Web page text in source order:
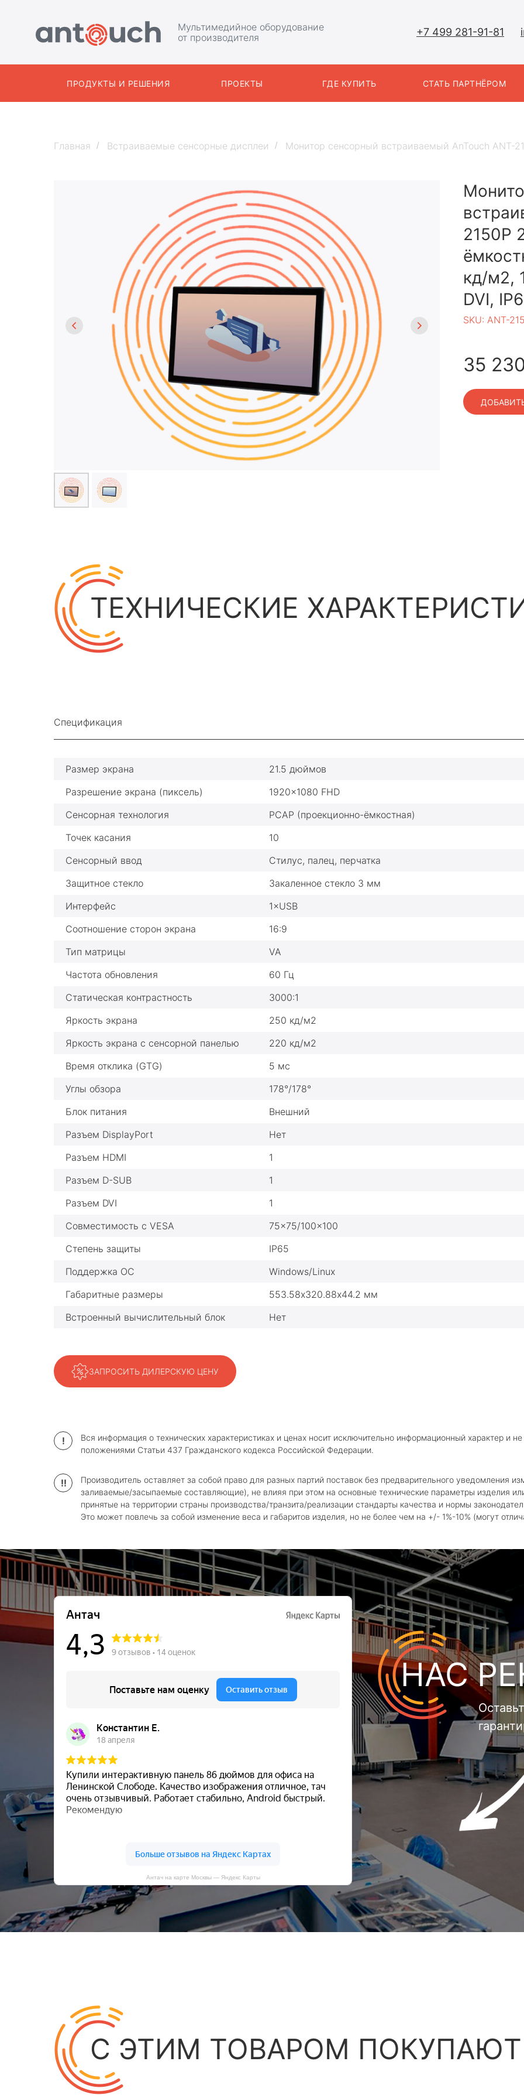
Мультимедийное оборудование
от производителя
+7 499 281-91-81
ПРОЕКТЫ ГДЕ КУПИТЬ СТАТЬ ПАРТНЁРОМ
ПРОДУКТЫ И РЕШЕНИЯ
Главная / Встраиваемые сенсорные дисплеи / Монитор сенсорный встраиваемый AnTouch ANT-
2150P
кд/м2,
DVI,
SKU: ANT-
35
ТЕХНИЧЕСКИЕ
Спецификация
Размер экрана
21.5 дюймов
Разрешение экрана (пиксель)
1920x1080 FHD
Сенсорная технология
PCAP (проекционно-ёмкостная)
Точек касания
10
Сенсорный ввод
Стилус, палец, перчатка
Защитное стекло
Закаленное стекло 3 мм
Интерфейс
1×USB
Соотношение сторон экрана
16:9
Тип матрицы
VA
Частота обновления
60 Гц
Статическая контрастность
3000:1
Яркость экрана
250 кд/м2
Яркость экрана с сенсорной панелью
220 кд/м2
Время отклика (GTG)
5 мс
Углы обзора
178°/178°
Блок питания
Внешний
Разъем DisplayPort
Нет
Разъем HDMI
1
Разъем D-SUB
1
Разъем DVI
1
Совместимость с VESA
75x75/100x100
Степень защиты
IP65
Поддержка ОС
Windows/Linux
Габаритные размеры
553.58х320.88х44.2 мм
Встроенный вычислительный блок
Нет
ЗАПРОСИТЬ ДИЛЕРСКУЮ ЦЕНУ
!
Вся информация о технических характеристиках и ценах носит исключительно информационный характер и
положениями Статьи 437 Гражданского кодекса Российской Федерации.
!!
Производитель оставляет за собой право для разных партий поставок без предварительного уведомления
заливаемые/засыпаемые составляющие), не влияя при этом на основные технические параметры изделия
принятые на территории страны производства/транзита/реализации стандарты качества и нормы
Это может повлечь за собой изменение веса и габаритов изделия, но не более чем на +/- 1%-10% (могут
Антач на карте Москвы — Яндекс Карты
НАС
С ЭТИМ ТОВАРОМ ПОКУПАЮТ